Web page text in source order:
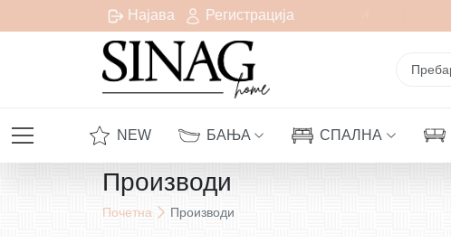
Најава Регистрација
испорака за сите нарачки над 1000 денари
NEW БАЊА СПАЛНА
Производи
Почетна Производи